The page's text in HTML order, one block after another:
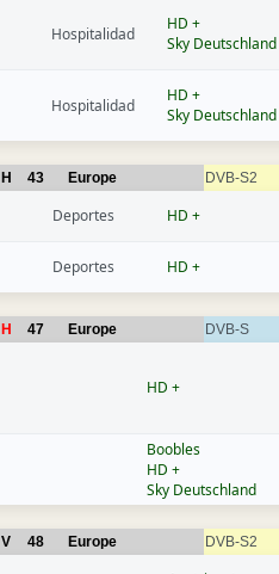
Hospitalidad
HD +
Sky Deutschland
Hospitalidad
HD +
Sky Deutschland
H 43 Europe DVB-S2
Deportes HD +
Deportes HD +
H 47 Europe DVB-S
HD +
Boobles
HD +
Sky Deutschland
V 48 Europe DVB-S2